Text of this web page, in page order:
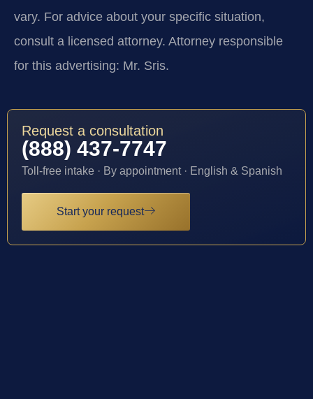
vary. For advice about your specific situation,
consult a licensed attorney. Attorney responsible
for this advertising: Mr. Sris.
Request a consultation
(888) 437-7747
Toll-free intake · By appointment · English & Spanish
Start your request